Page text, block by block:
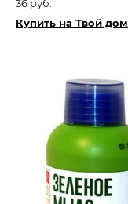
36 руб.
Купить на Твой дом